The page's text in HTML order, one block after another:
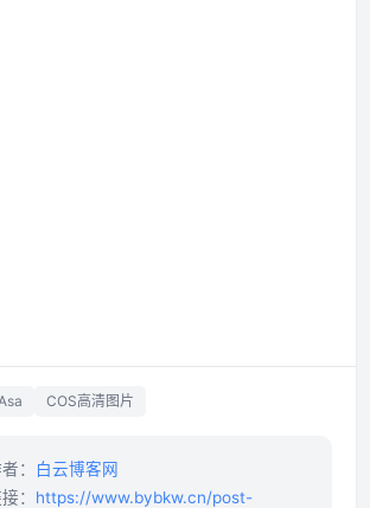
COS高清图片
：
白云博客网
： https://www.bybkw.cn/post-